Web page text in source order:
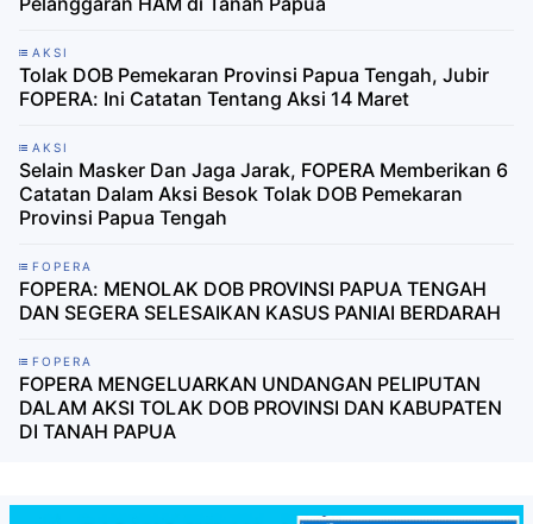
AKSI
Tolak DOB Pemekaran Provinsi Papua Tengah, Jubir
FOPERA: Ini Catatan Tentang Aksi 14 Maret
AKSI
Selain Masker Dan Jaga Jarak, FOPERA Memberikan 6
Catatan Dalam Aksi Besok Tolak DOB Pemekaran
Provinsi Papua Tengah
FOPERA
FOPERA: MENOLAK DOB PROVINSI PAPUA TENGAH
DAN SEGERA SELESAIKAN KASUS PANIAI BERDARAH
FOPERA
FOPERA MENGELUARKAN UNDANGAN PELIPUTAN
DALAM AKSI TOLAK DOB PROVINSI DAN KABUPATEN
DI TANAH PAPUA